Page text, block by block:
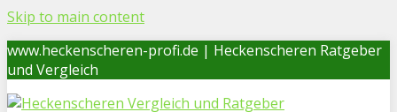
Skip to main content
www.heckenscheren-profi.de | Heckenscheren Ratgeber
und Vergleich